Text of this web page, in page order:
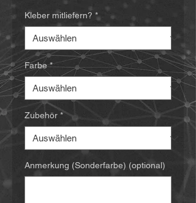
Kleber mitliefern? *
Farbe *
Zubehör *
Anmerkung (Sonderfarbe) (optional)